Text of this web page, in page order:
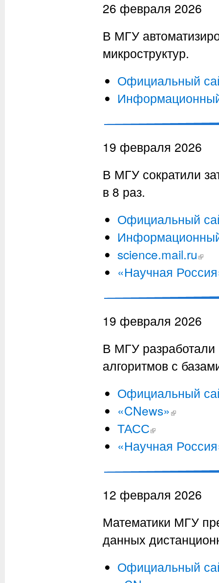
26 февраля 2026
В МГУ
микроструктур.
Официальный
19 февраля 2026
В МГУ сократили
в 8 раз.
Официальный
science.mail.ru
«Научная
19 февраля 2026
В МГУ разработали
алгоритмов с
Официальный
«CNews»
ТАСС
«Научная
12 февраля 2026
Математики МГУ
данных
Официальный